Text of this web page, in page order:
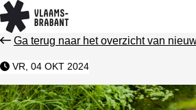
Ga terug naar het overzicht van
VR, 04 OKT 2024